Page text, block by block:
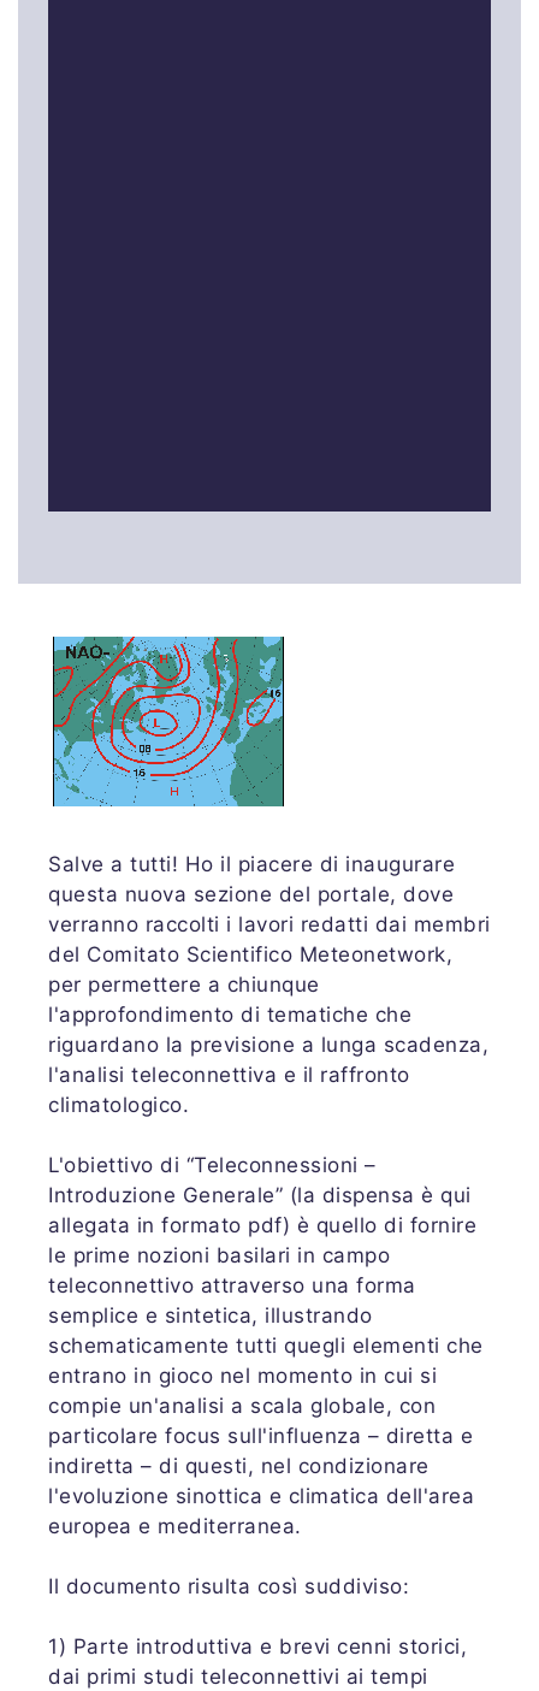
Salve a tutti! Ho il piacere di inaugurare
questa nuova sezione del portale, dove
verranno raccolti i lavori redatti dai membri
del Comitato Scientifico Meteonetwork,
per permettere a chiunque
l'approfondimento di tematiche che
riguardano la previsione a lunga scadenza,
l'analisi teleconnettiva e il raffronto
climatologico.
L'obiettivo di “Teleconnessioni –
Introduzione Generale” (la dispensa è qui
allegata in formato pdf) è quello di fornire
le prime nozioni basilari in campo
teleconnettivo attraverso una forma
semplice e sintetica, illustrando
schematicamente tutti quegli elementi che
entrano in gioco nel momento in cui si
compie un'analisi a scala globale, con
particolare focus sull'influenza – diretta e
indiretta – di questi, nel condizionare
l'evoluzione sinottica e climatica dell'area
europea e mediterranea.
Il documento risulta così suddiviso:
1) Parte introduttiva e brevi cenni storici,
dai primi studi teleconnettivi ai tempi